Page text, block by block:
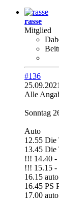
rasse
Mitglied
#136
Alle
Sonntag
Auto
12.55
13.45
!!! 14.40 -
!!! 15.15 -
16.15
16.45 PS
17.00